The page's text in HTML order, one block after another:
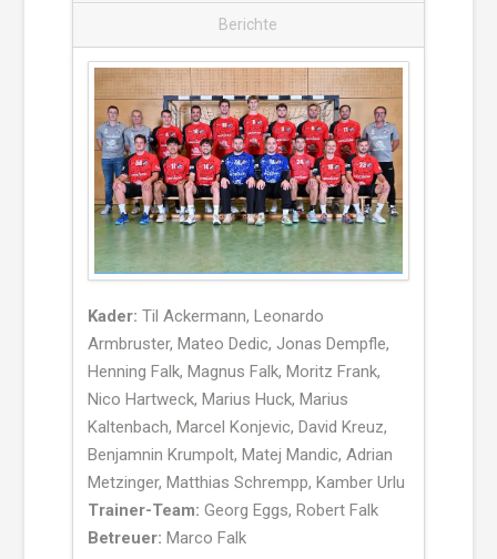
Berichte
Kader: Til Ackermann, Leonardo
Armbruster, Mateo Dedic, Jonas Dempfle,
Henning Falk, Magnus Falk, Moritz Frank,
Nico Hartweck, Marius Huck, Marius
Kaltenbach, Marcel Konjevic, David Kreuz,
Benjamnin Krumpolt, Matej Mandic, Adrian
Metzinger, Matthias Schrempp, Kamber Urlu
Trainer-Team: Georg Eggs, Robert Falk
Betreuer: Marco Falk